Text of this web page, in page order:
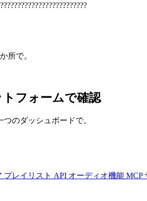
所で。
フォームで確認
のダッシュボードで。
プレイリスト API オーディオ機能 MCP